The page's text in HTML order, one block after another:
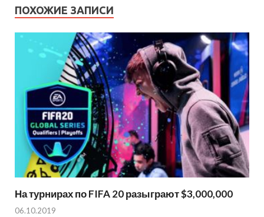
ПОХОЖИЕ ЗАПИСИ
На турнирах по FIFA 20 разыграют $3,000,000
06.10.2019